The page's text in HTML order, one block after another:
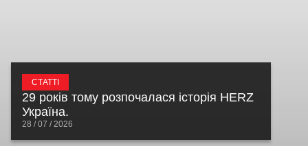
СТАТТІ
29 років тому розпочалася історія HERZ
Україна.
28 / 07 / 2026